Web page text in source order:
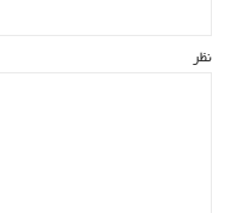
نظر